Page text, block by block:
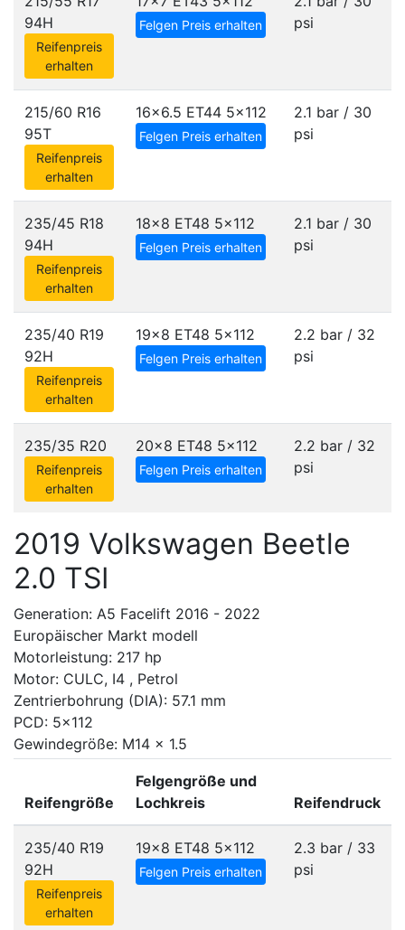
94H
Reifenpreis
erhalten
Felgen Preis erhalten
psi
215/60 R16
95T
Reifenpreis
erhalten
16x6.5 ET44 5x112
Felgen Preis erhalten
2.1 bar / 30
psi
235/45 R18
94H
Reifenpreis
erhalten
18x8 ET48 5x112
Felgen Preis erhalten
2.1 bar / 30
psi
235/40 R19
92H
Reifenpreis
erhalten
19x8 ET48 5x112
Felgen Preis erhalten
2.2 bar / 32
psi
235/35 R20
Reifenpreis
erhalten
20x8 ET48 5x112
Felgen Preis erhalten
2.2 bar / 32
psi
2019 Volkswagen Beetle
2.0 TSI
Generation: A5 Facelift 2016 - 2022
Europäischer Markt modell
Motorleistung: 217 hp
Motor: CULC, I4 , Petrol
Zentrierbohrung (DIA): 57.1 mm
PCD: 5x112
Gewindegröße: M14 x 1.5
Reifengröße
Felgengröße und
Lochkreis
Reifendruck
235/40 R19
92H
Reifenpreis
erhalten
19x8 ET48 5x112
Felgen Preis erhalten
2.3 bar / 33
psi